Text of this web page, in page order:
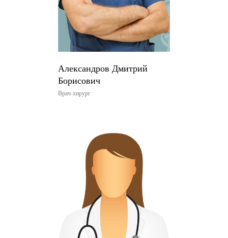
Александров Дмитрий
Борисович
Врач-хирург